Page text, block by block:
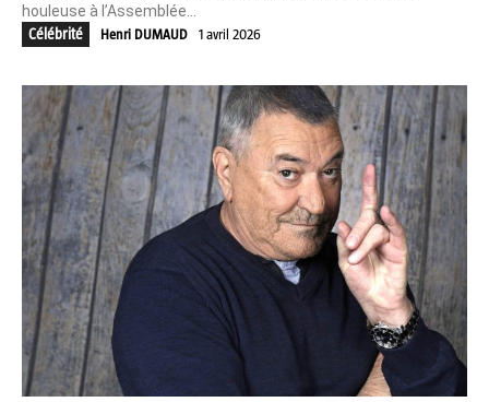
houleuse à l’Assemblée...
Célébrité
Henri DUMAUD 1 avril 2026